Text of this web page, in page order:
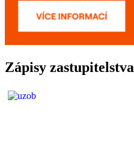
Zápisy zastupitelstva